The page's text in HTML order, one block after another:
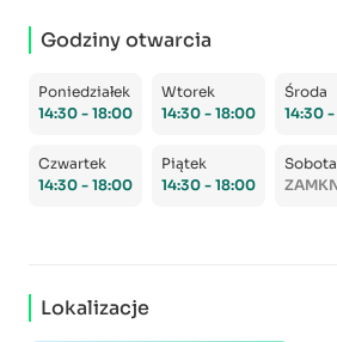
Godziny otwarcia
Poniedziałek
14:30 - 18:00
Wtorek
14:30 - 18:00
Środa
14:30
Czwartek
14:30 - 18:00
Piątek
14:30 - 18:00
Sobota
Lokalizacje